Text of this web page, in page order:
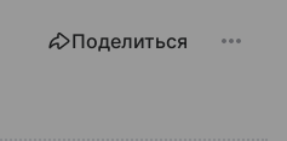
Поделиться